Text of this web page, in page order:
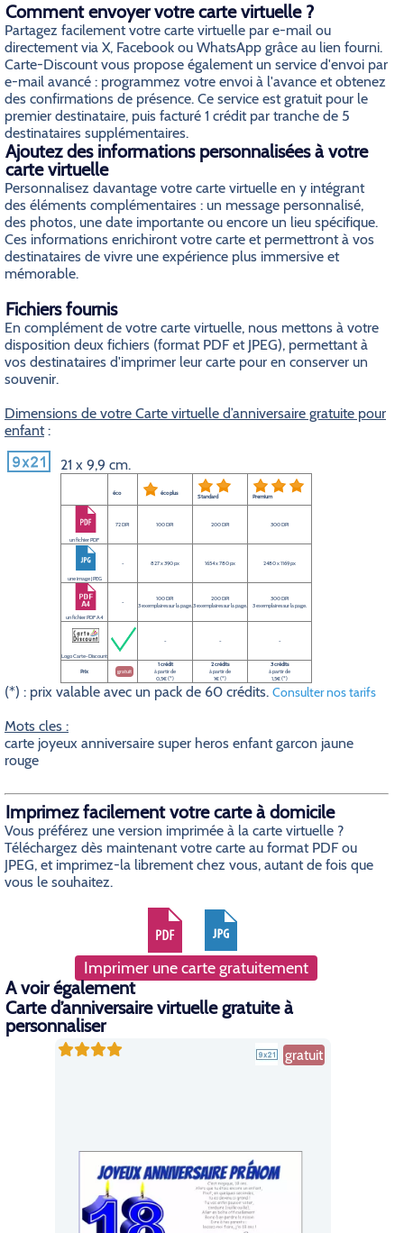
Comment envoyer votre carte virtuelle ?
Partagez facilement votre carte virtuelle par e-mail ou
directement via X, Facebook ou WhatsApp grâce au lien fourni.
Carte-Discount vous propose également un service d'envoi par
e-mail avancé : programmez votre envoi à l'avance et obtenez
des confirmations de présence. Ce service est gratuit pour le
premier destinataire, puis facturé 1 crédit par tranche de 5
destinataires supplémentaires.
Ajoutez des informations personnalisées à votre
carte virtuelle
Personnalisez davantage votre carte virtuelle en y intégrant
des éléments complémentaires : un message personnalisé,
des photos, une date importante ou encore un lieu spécifique.
Ces informations enrichiront votre carte et permettront à vos
destinataires de vivre une expérience plus immersive et
mémorable.
Fichiers fournis
En complément de votre carte virtuelle, nous mettons à votre
disposition deux fichiers (format PDF et JPEG), permettant à
vos destinataires d'imprimer leur carte pour en conserver un
souvenir.
Dimensions de votre Carte virtuelle d’anniversaire gratuite pour
enfant:
21 x 9,9 cm.
éco éco plus Standard Premium
un fichier PDF
72 DPI 100 DPI 200 DPI 300 DPI
une image JPEG
- 827 x 390 px 1654 x 780 px 2480 x 1169 px
un fichier PDF A4
-
100 DPI
3 exemplaires sur la page.
200 DPI
3 exemplaires sur la page.
300 DPI
3 exemplaires sur la page.
Logo Carte-Discount
- - -
Prix gratuit
1 crédit
à partir de
0,5€ (*)
2 crédits
à partir de
1€ (*)
3 crédits
à partir de
1,5€ (*)
(*) : prix valable avec un pack de 60 crédits. Consulter nos tarifs
Mots cles :
carte joyeux anniversaire super heros enfant garcon jaune
rouge
Imprimez facilement votre carte à domicile
Vous préférez une version imprimée à la carte virtuelle ?
Téléchargez dès maintenant votre carte au format PDF ou
JPEG, et imprimez-la librement chez vous, autant de fois que
vous le souhaitez.
Imprimer une carte gratuitement
A voir également
Carte d’anniversaire virtuelle gratuite à
personnaliser
gratuit